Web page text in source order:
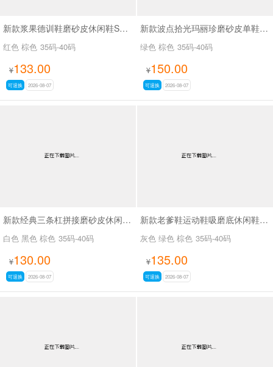
新款浆果德训鞋磨砂皮休闲鞋SA3706
红色 棕色 35码-40码
¥133.00
可退换 2026-08-07
新款波点拾光玛丽珍磨砂皮单鞋SA3066-3
绿色 棕色 35码-40码
¥150.00
可退换 2026-08-07
新款经典三条杠拼接磨砂皮休闲鞋SA2777
白色 黑色 棕色 35码-40码
¥130.00
可退换 2026-08-07
新款老爹鞋运动鞋吸磨底休闲鞋SA26776
灰色 绿色 棕色 35码-40码
¥135.00
可退换 2026-08-07